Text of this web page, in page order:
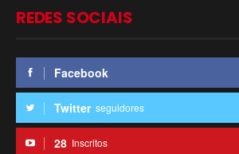
REDES SOCIAIS
Facebook
Twitter seguidores
28 Inscritos